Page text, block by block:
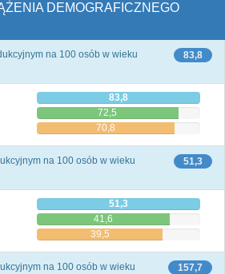
DEMOGRAFICZNEGO
83,8
na 100 osób w wieku
83,8
72,5
70,8
51,3
na 100 osób w wieku
51,3
41,6
39,5
157,7
na 100 osób w wieku